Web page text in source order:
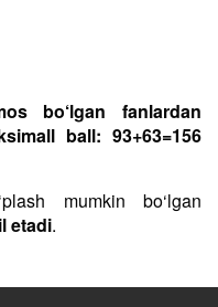
bo‘lgan fanlardan
ball: 93+63=156
mumkin bo‘lgan
etadi.